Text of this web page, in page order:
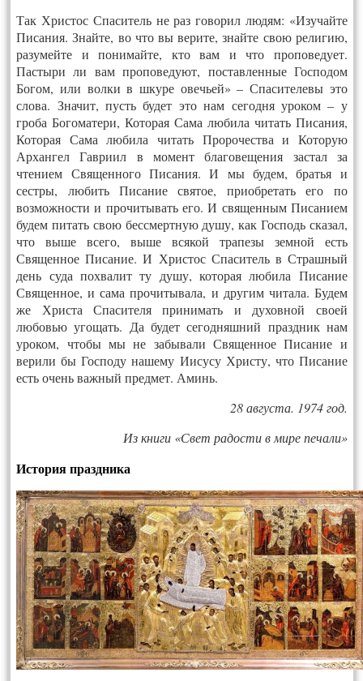
Так Христос Спаситель не раз говорил людям: «Изучайте
Писания. Знайте, во что вы верите, знайте свою религию,
разумейте и понимайте, кто вам и что проповедует.
Пастыри ли вам проповедуют, поставленные Господом
Богом, или волки в шкуре овечьей» – Спасителевы это
слова. Значит, пусть будет это нам сегодня уроком – у
гроба Богоматери, Которая Сама любила читать Писания,
Которая Сама любила читать Пророчества и Которую
Архангел Гавриил в момент благовещения застал за
чтением Священного Писания. И мы будем, братья и
сестры, любить Писание святое, приобретать его по
возможности и прочитывать его. И священным Писанием
будем питать свою бессмертную душу, как Господь сказал,
что выше всего, выше всякой трапезы земной есть
Священное Писание. И Христос Спаситель в Страшный
день суда похвалит ту душу, которая любила Писание
Священное, и сама прочитывала, и другим читала. Будем
же Христа Спасителя принимать и духовной своей
любовью угощать. Да будет сегодняшний праздник нам
уроком, чтобы мы не забывали Священное Писание и
верили бы Господу нашему Иисусу Христу, что Писание
есть очень важный предмет. Аминь.
28 августа. 1974 год.
Из книги «Свет радости в мире печали»
История праздника